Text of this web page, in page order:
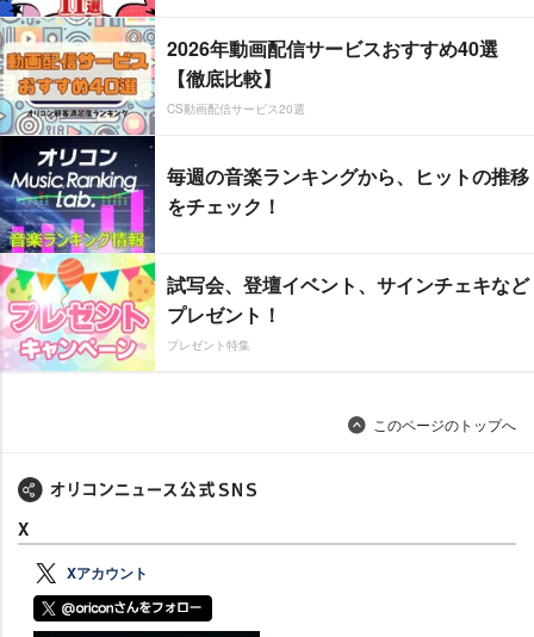
2026年動画配信サービスおすすめ40選
【徹底比較】
CS動画配信サービス20選
毎週の音楽ランキングから、ヒットの推移
をチェック！
試写会、登壇イベント、サインチェキなど
プレゼント！
プレゼント特集
このページのトップへ
X
Xアカウント